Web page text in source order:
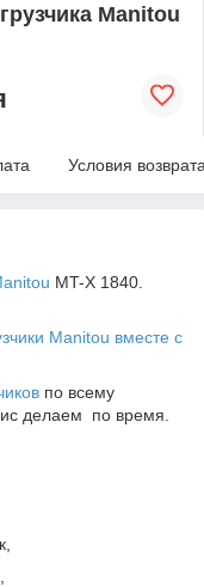
Manitou
Условия
MT-X 1840.
Manitou вместе с
по всему
делаем по время.